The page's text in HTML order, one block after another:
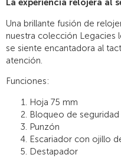
La experiencia relojera al
Una brillante fusión de
nuestra colección Legacies
se siente encantadora al
atención.
Funciones:
Hoja 75 mm
Bloqueo de seguridad
Punzón
Escariador con ojillo
Destapador